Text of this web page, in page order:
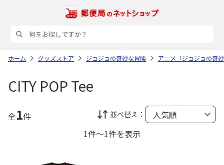
ホーム グッズストア ジョジョの奇妙な冒険 アニメ「ジョジョの奇
CITY POP Tee
全1件 並べ替え：
1件～1件を表示